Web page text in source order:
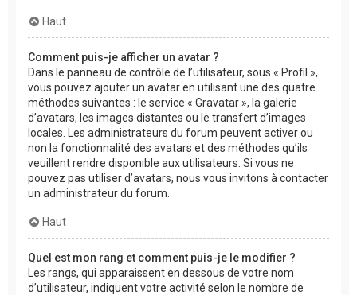
Haut
Comment puis-je afficher un avatar ?
Dans le panneau de contrôle de l’utilisateur, sous « Profil »,
vous pouvez ajouter un avatar en utilisant une des quatre
méthodes suivantes : le service « Gravatar », la galerie
d’avatars, les images distantes ou le transfert d’images
locales. Les administrateurs du forum peuvent activer ou
non la fonctionnalité des avatars et des méthodes qu’ils
veuillent rendre disponible aux utilisateurs. Si vous ne
pouvez pas utiliser d’avatars, nous vous invitons à contacter
un administrateur du forum.
Haut
Quel est mon rang et comment puis-je le modifier ?
Les rangs, qui apparaissent en dessous de votre nom
d’utilisateur, indiquent votre activité selon le nombre de